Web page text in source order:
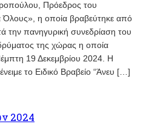
Πρόεδρος του
Όλους», η οποία βραβεύτηκε από
την πανηγυρική συνεδρίαση του
της χώρας η οποία
19 Δεκεμβρίου 2024. Η
το Ειδικό Βραβείο “Άνευ […]
2024